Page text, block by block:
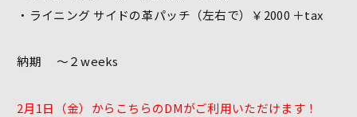
・ライニング サイドの革パッチ（左右で）￥2000 ＋tax
納期 ～２weeks
2月1日（金）からこちらのDMがご利用いただけます！